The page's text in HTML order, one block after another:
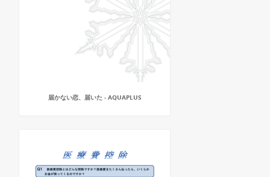
届かない恋、届いた - AQUAPLUS